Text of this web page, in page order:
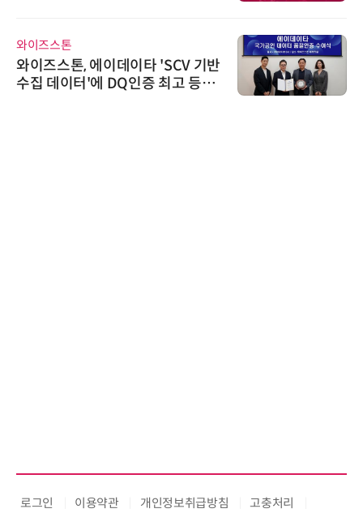
위고페어
위고페어, 서울AI허브 '2026 AI 전
환(AX) 지원사업' 컨소시엄 선정
로그인 이용약관 개인정보취급방침 고충처리